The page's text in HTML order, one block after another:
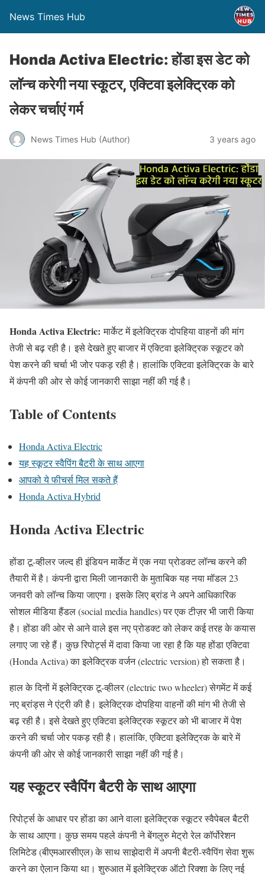
News Times Hub
Honda Activa Electric: होंडा इस डेट को
लॉन्च करेगी नया स्कूटर, एक्टिवा इलेक्ट्रिक को
लेकर चर्चाएं गर्म
News Times Hub (Author) 3 years ago
Honda Activa Electric:मार्केट में इलेक्ट्रिक दोपहिया वाहनों की मांग
तेजी से बढ़ रही है। इसे देखते हुए बाजार में एक्टिवा इलेक्ट्रिक स्कूटर को
पेश करने की चर्चा भी जोर पकड़ रही है। हालांकि एक्टिवा इलेक्ट्रिक के बारे
में कंपनी की ओर से कोई जानकारी साझा नहीं की गई है।
Table of Contents
Honda Activa Electric
यह स्कूटर स्वैपिंग बैटरी के साथ आएगा
आपको ये फीचर्स मिल सकते हैं
Honda Activa Hybrid
Honda Activa Electric
होंडा टू-व्हीलर जल्द ही इंडियन मार्केट में एक नया प्रोडक्ट लॉन्च करने की
तैयारी में है। कंपनी द्वारा मिली जानकारी के मुताबिक यह नया मॉडल 23
जनवरी को लॉन्च किया जाएगा। इसके लिए ब्रांड ने अपने आधिकारिक
सोशल मीडिया हैंडल (social media handles) पर एक टीज़र भी जारी किया
है। होंडा की ओर से आने वाले इस नए प्रोडक्ट को लेकर कई तरह के कयास
लगाए जा रहे हैं। कुछ रिपोर्ट्स में दावा किया जा रहा है कि यह होंडा एक्टिवा
(Honda Activa) का इलेक्ट्रिक वर्जन (electric version) हो सकता है।
हाल के दिनों में इलेक्ट्रिक टू-व्हीलर (electric two wheeler) सेगमेंट में कई
नए ब्रांड्स ने एंट्री की है। इलेक्ट्रिक दोपहिया वाहनों की मांग भी तेजी से
बढ़ रही है। इसे देखते हुए एक्टिवा इलेक्ट्रिक स्कूटर को भी बाजार में पेश
करने की चर्चा जोर पकड़ रही है। हालांकि, एक्टिवा इलेक्ट्रिक के बारे में
कंपनी की ओर से कोई जानकारी साझा नहीं की गई है।
यह स्कूटर स्वैपिंग बैटरी के साथ आएगा
रिपोर्ट्स के आधार पर होंडा का आने वाला इलेक्ट्रिक स्कूटर स्वैपेबल बैटरी
के साथ आएगा। कुछ समय पहले कंपनी ने बेंगलुरु मेट्रो रेल कॉर्पोरेशन
लिमिटेड (बीएमआरसीएल) के साथ साझेदारी में अपनी बैटरी-स्वैपिंग सेवा शुरू
करने का ऐलान किया था। शुरुआत में इलेक्ट्रिक ऑटो रिक्शा के लिए नई